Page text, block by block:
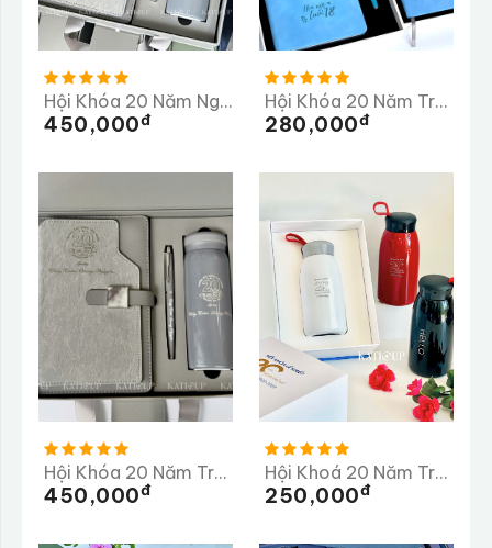
Hội Khóa 20 Năm Ngày Trở Về Trường THCS Vân Côn
450,000Đ
Hội Khóa 20 Năm Trường THPT Chuyên Lê Khiết
280,000Đ
Hội Khóa 20 Năm Trường THPT Huỳnh Thúc Kháng
450,000Đ
Hội Khoá 20 Năm Trường THPT Lê Khiết
250,000Đ